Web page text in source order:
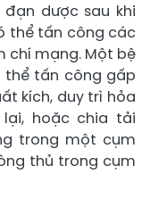
dược sau khi
thể tấn công các
chí mạng. Một bệ
thể tấn công gấp
kích, duy trì hỏa
hoặc chia tải
trong một cụm
thủ trong cụm